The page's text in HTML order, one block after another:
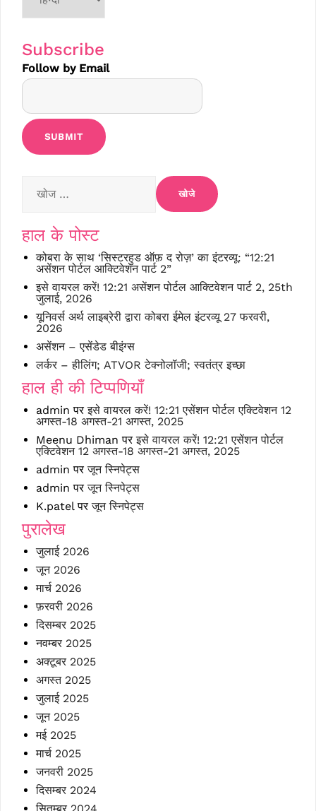
language
Subscribe
Follow by Email
हाल के पोस्ट
कोबरा के साथ ‘सिस्टरहुड ऑफ़ द रोज़’ का इंटरव्यू: “12:21
असेंशन पोर्टल आक्टिवेशन पार्ट 2”
इसे वायरल करें! 12:21 असेंशन पोर्टल आक्टिवेशन पार्ट 2, 25th
जुलाई, 2026
यूनिवर्स अर्थ लाइब्रेरी द्वारा कोबरा ईमेल इंटरव्यू 27 फरवरी,
2026
असेंशन – एसेंडेड बीइंग्स
लर्कर – हीलिंग; ATVOR टेक्नोलॉजी; स्वतंत्र इच्छा
हाल ही की टिप्पणियाँ
admin परइसे वायरल करें! 12:21 एसेंशन पोर्टल एक्टिवेशन 12
अगस्त-18 अगस्त-21 अगस्त, 2025
Meenu Dhiman परइसे वायरल करें! 12:21 एसेंशन पोर्टल
एक्टिवेशन 12 अगस्त-18 अगस्त-21 अगस्त, 2025
admin परजून स्निपेट्स
admin परजून स्निपेट्स
K.patelपरजून स्निपेट्स
पुरालेख
जुलाई 2026
जून 2026
मार्च 2026
फ़रवरी 2026
दिसम्बर 2025
नवम्बर 2025
अक्टूबर 2025
अगस्त 2025
जुलाई 2025
जून 2025
मई 2025
मार्च 2025
जनवरी 2025
दिसम्बर 2024